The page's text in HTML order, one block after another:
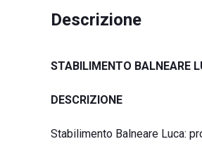
Descrizione
STABILIMENTO BALNEARE
DESCRIZIONE
Stabilimento Balneare Luca: